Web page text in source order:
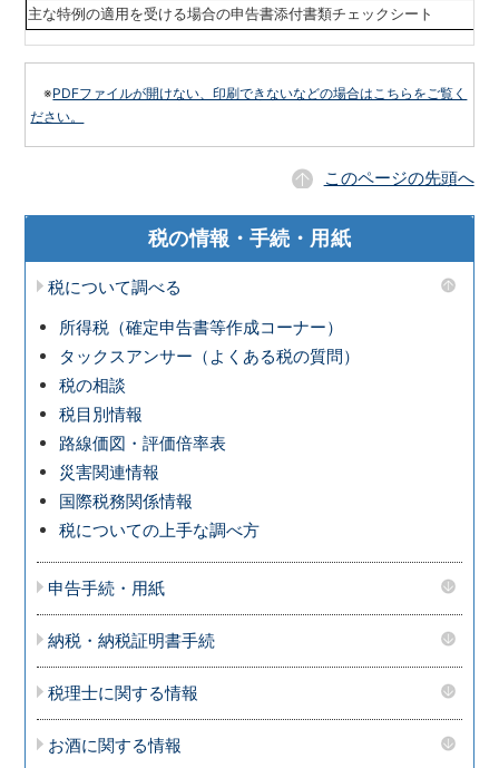
主な特例の適用を受ける場合の申告書添付書類チェックシート
※PDFファイルが開けない、印刷できないなどの場合はこちらをご覧く
ださい。
このページの先頭へ
税の情報・手続・用紙
税について調べる
所得税（確定申告書等作成コーナー）
タックスアンサー（よくある税の質問）
税の相談
税目別情報
路線価図・評価倍率表
災害関連情報
国際税務関係情報
税についての上手な調べ方
申告手続・用紙
納税・納税証明書手続
税理士に関する情報
お酒に関する情報